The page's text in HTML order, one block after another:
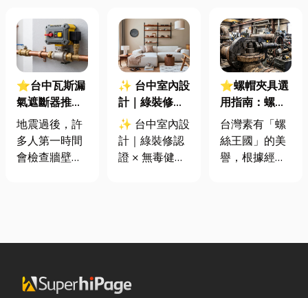
⭐台中瓦斯漏
氣遮斷器推薦
廠商在這！地
震氣爆怎麼
防？警報器與
地震過後，許
多人第一時間
會檢查牆壁裂
線。日前日本
城在地震後引
發嚴重氣爆，
✨ 台中室內設
計｜綠裝修認
證 × 無毒健康
建材，打造安
全、舒適又有
✨ 台中室內設
計｜綠裝修認
證 × 無毒健康
其實一間專業
不只是提供空
⭐螺帽夾具選
用指南：螺母
挾具頻繁耗
損？3大關鍵
提升扣件成型
台灣素有「螺
絲王國」的美
譽，根據經濟
額高達 42.1